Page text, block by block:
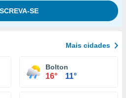
Mais cidades
Bolton
16° 11°